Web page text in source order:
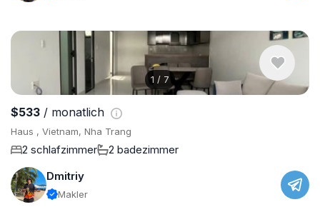
1 / 7
$533 / monatlich
Haus , Vietnam, Nha Trang
2 schlafzimmer
2 badezimmer
Dmitriy
Makler